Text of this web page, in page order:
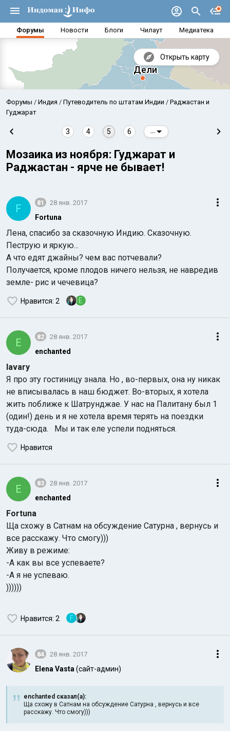
Форумы Новости Блоги Чилаут Медиатека
Открыть карту
Аравийское море
Форумы Индия Путеводитель по штатам Индии
Раджастан и
Гуджарат
3 4 5 6
Мозаика из ноября: Гуджарат и
Раджастан - ярче не бывает!
F 81 28 янв. 2017
Fortuna
Лена, спасибо за сказочную Индию. Сказочную.
Пеструю и яркую...
А что едят джайны? чем вас потчевали?
Получается, кроме плодов ничего нельзя, не навредив
земле- рис и чечевица?
Нравится: 2 E
E 82 28 янв. 2017
enchanted
lavary
Я про эту гостиницу знала. Но , во-первых, она ну никак
не вписывалась в наш бюджет. Во-вторых, я хотела
жить поближе к Шатрунджае. У нас на Палитану был 1
(один!) день и я не хотела время терять на поездки
туда-сюда. Мы и так еле успели подняться.
Нравится
E 83 28 янв. 2017
enchanted
Fortuna
Ща схожу в Сатнам на обсуждение Сатурна , вернусь и
все расскажу. Что смогу)))
Живу в режиме:
-А как вы все успеваете?
-А я не успеваю.
))))))
Нравится: 2 F
84 28 янв. 2017
Elena Vasta (сайт-админ)
enchanted сказал(а):
Ща схожу в Сатнам на обсуждение Сатурна , вернусь и все
расскажу. Что смогу)))